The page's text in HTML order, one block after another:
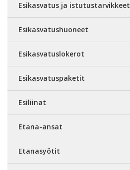
Esikasvatus ja istutustarvikkeet
Esikasvatushuoneet
Esikasvatuslokerot
Esikasvatuspaketit
Esiliinat
Etana-ansat
Etanasyötit